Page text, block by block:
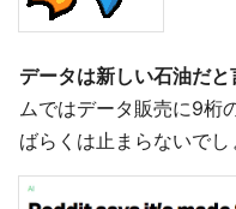
データは新しい石油だと
ムではデータ販売に9桁
ばらくは止まらないでし